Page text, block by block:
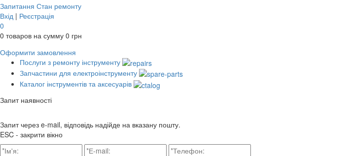
Запитання Стан ремонту
Вхід | Реєстрація
0
0 товаров на сумму 0 грн
Оформити замовлення
Послуги з ремонту інструменту
Запчастини для електроінструменту
Каталог інструментів та аксесуарів
Запит наявності
Запит через e-mail, відповідь надійде на вказану пошту.
ESC - закрити вікно